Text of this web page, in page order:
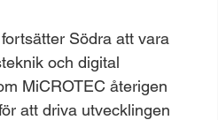
Södra att vara
och digital
MiCROTEC återigen
att driva utvecklingen